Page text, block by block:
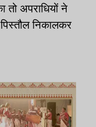
अपराधियों ने
निकालकर